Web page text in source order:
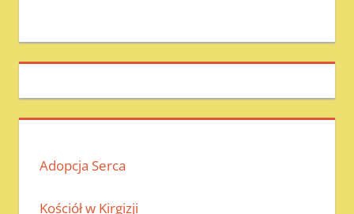
Adopcja Serca
Kościół w Kirgizji